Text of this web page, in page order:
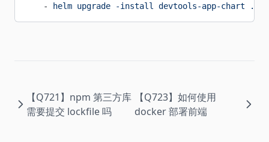
    -
helm upgrade -install devtools-app-chart .
【Q721】npm 第三方库
需要提交 lockfile 吗
【Q723】如何使用
docker 部署前端